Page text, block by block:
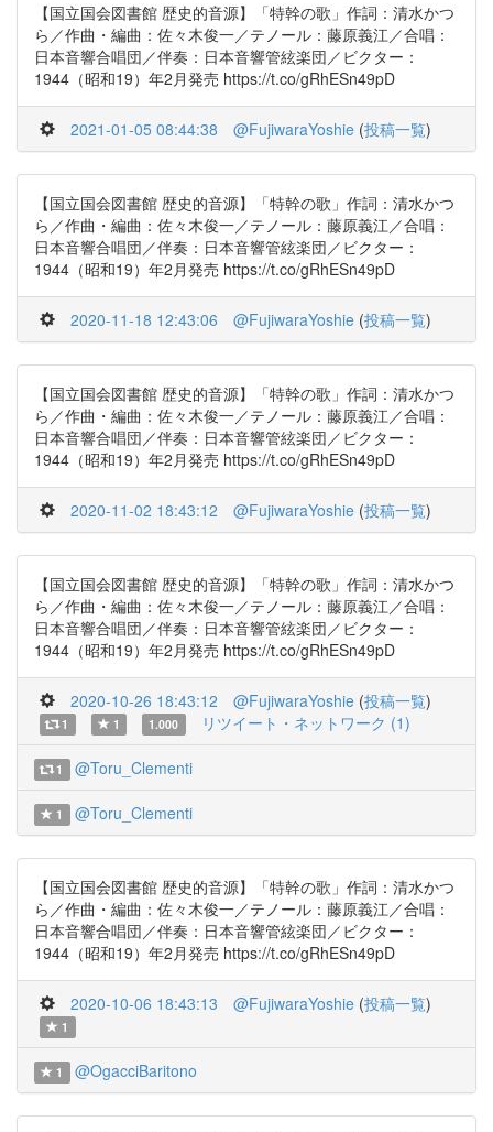
【国立国会図書館 歴史的音源】「特幹の歌」作詞：清水かつ
ら／作曲・編曲：佐々木俊一／テノール：藤原義江／合唱：
日本音響合唱団／伴奏：日本音響管絃楽団／ビクター：
1944（昭和19）年2月発売 https://t.co/gRhESn49pD
2021-01-05 08:44:38 @FujiwaraYoshie (投稿一覧)
【国立国会図書館 歴史的音源】「特幹の歌」作詞：清水かつ
ら／作曲・編曲：佐々木俊一／テノール：藤原義江／合唱：
日本音響合唱団／伴奏：日本音響管絃楽団／ビクター：
1944（昭和19）年2月発売 https://t.co/gRhESn49pD
2020-11-18 12:43:06 @FujiwaraYoshie (投稿一覧)
【国立国会図書館 歴史的音源】「特幹の歌」作詞：清水かつ
ら／作曲・編曲：佐々木俊一／テノール：藤原義江／合唱：
日本音響合唱団／伴奏：日本音響管絃楽団／ビクター：
1944（昭和19）年2月発売 https://t.co/gRhESn49pD
2020-11-02 18:43:12 @FujiwaraYoshie (投稿一覧)
【国立国会図書館 歴史的音源】「特幹の歌」作詞：清水かつ
ら／作曲・編曲：佐々木俊一／テノール：藤原義江／合唱：
日本音響合唱団／伴奏：日本音響管絃楽団／ビクター：
1944（昭和19）年2月発売 https://t.co/gRhESn49pD
2020-10-26 18:43:12 @FujiwaraYoshie (投稿一覧)
1 1 1.000 リツイート・ネットワーク (1)
1 @Toru_Clementi
1 @Toru_Clementi
【国立国会図書館 歴史的音源】「特幹の歌」作詞：清水かつ
ら／作曲・編曲：佐々木俊一／テノール：藤原義江／合唱：
日本音響合唱団／伴奏：日本音響管絃楽団／ビクター：
1944（昭和19）年2月発売 https://t.co/gRhESn49pD
2020-10-06 18:43:13 @FujiwaraYoshie (投稿一覧)
1
1 @OgacciBaritono